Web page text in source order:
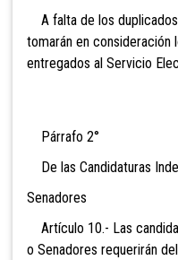
A falta de los
tomarán en
entregados al Servicio
Párrafo 2°
De las Candidaturas
Senadores
Artículo 10.- Las
o Senadores requerirán